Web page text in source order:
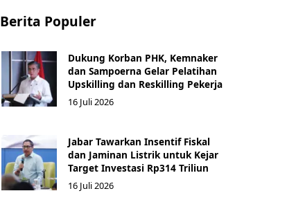
Berita Populer
Dukung Korban PHK, Kemnaker
dan Sampoerna Gelar Pelatihan
Upskilling dan Reskilling Pekerja
16 Juli 2026
Jabar Tawarkan Insentif Fiskal
dan Jaminan Listrik untuk Kejar
Target Investasi Rp314 Triliun
16 Juli 2026